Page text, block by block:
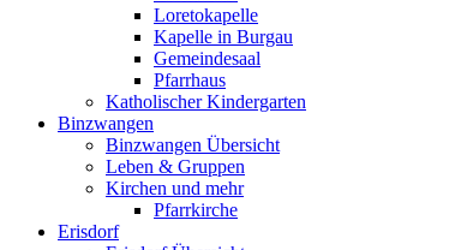
Loretokapelle
Kapelle in Burgau
Gemeindesaal
Pfarrhaus
Katholischer Kindergarten
Binzwangen
Binzwangen Übersicht
Leben & Gruppen
Kirchen und mehr
Pfarrkirche
Erisdorf